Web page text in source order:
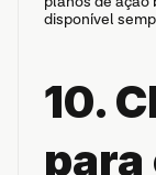
disponível
10.
para